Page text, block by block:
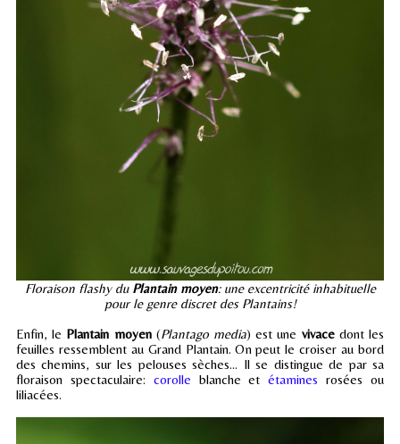
Floraison flashy du Plantain moyen: une excentricité inhabituelle
pour le genre discret des Plantains!
Enfin, le Plantain moyen(Plantago media) est une vivacedont les
feuilles ressemblent au Grand Plantain. On peut le croiser au bord
des chemins, sur les pelouses sèches... Il se distingue de par sa
floraison spectaculaire: corolle blanche etétamines rosées ou
liliacées.